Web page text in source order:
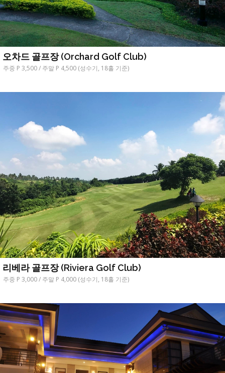
오차드 골프장 (Orchard Golf Club)
주중 P 3,500 / 주말 P 4,500 (성수기, 18홀 기준)
리베라 골프장 (Riviera Golf Club)
주중 P 3,000 / 주말 P 4,000 (성수기, 18홀 기준)